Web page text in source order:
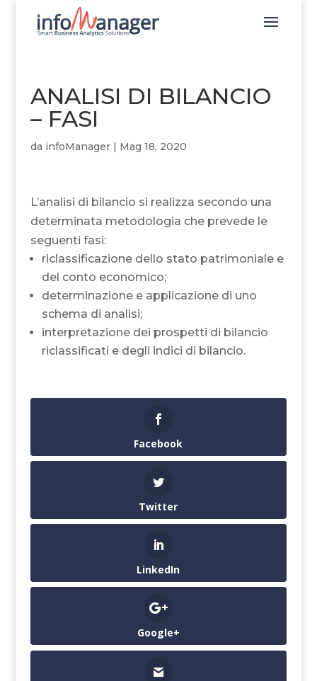
ANALISI DI BILANCIO
– FASI
da infoManager| Mag 18, 2020
L’analisi di bilancio si realizza secondo una
determinata metodologia che prevede le
seguenti fasi:
riclassificazione dello stato patrimoniale e
del conto economico;
determinazione e applicazione di uno
schema di analisi;
interpretazione dei prospetti di bilancio
riclassificati e degli indici di bilancio.
Facebook
Twitter
LinkedIn
Google+